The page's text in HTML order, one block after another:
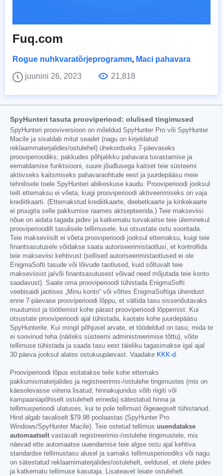
Fuq.com
Rogue nuhkvaratõrjeprogramm, Maci pahavara
juunini 26, 2023
21,818
SpyHunteri tasuta prooviperiood: olulised tingimused
SpyHunteri prooviversioon on mõeldud SpyHunter Pro või SpyHunter
Macile ja sisaldab mitut seadet (nagu on kirjeldatud
reklaammaterjalides/ostulehel) ühekordseks 7-päevaseks
prooviperioodiks, pakkudes põhjalikku pahavara tuvastamise ja
eemaldamise funktsiooni, suure jõudlusega kaitset teie süsteemi
aktiivseks kaitsmiseks pahavaraohtude eest ja juurdepääsu meie
tehnilisele toele SpyHunteri abikeskuse kaudu. Prooviperioodi jooksul
teilt ettemaksu ei võeta, kuigi prooviperioodi aktiveerimiseks on vaja
krediitkaarti. (Ettemakstud krediitkaarte, deebetkaarte ja kinkekaarte
ei pruugita selle pakkumise raames aktsepteerida.) Teie makseviisi
nõue on aidata tagada pidev ja katkematu turvakaitse teie üleminekul
prooviperioodilt tasulisele tellimusele, kui otsustate ostu sooritada.
Teie makseviisilt ei võeta prooviperioodi jooksul ettemaksu, kuigi teie
finantsasutusele võidakse saata autoriseerimistaotlusi, et kontrollida
teie makseviisi kehtivust (sellised autoriseerimistaotlused ei ole
EnigmaSofti tasude või lõivude taotlused, kuid sõltuvalt teie
makseviisist ja/või finantsasutusest võivad need mõjutada teie konto
saadavust). Saate oma prooviperioodi tühistada EnigmaSofti
veebisaidi jaotises „Minu konto“ või võttes EnigmaSoftiga ühendust
enne 7-päevase prooviperioodi lõppu, et vältida tasu sissenõutavaks
muutumist ja töötlemist kohe pärast prooviperioodi lõppemist. Kui
otsustate prooviperioodi ajal tühistada, kaotate kohe juurdepääsu
SpyHunterile. Kui mingil põhjusel arvate, et töödeldud on tasu, mida te
ei soovinud teha (näiteks süsteemi administreerimise tõttu), võite
tellimuse tühistada ja saada tasu eest täieliku tagasimakse igal ajal
30 päeva jooksul alates ostukuupäevast. Vaadake KKK-d.
Prooviperioodi lõpus esitatakse teile kohe ettemaks
pakkumismaterjalides ja registreerimis-/ostulehe tingimustes (mis on
käesolevasse viitena lisatud; hinnakujundus võib riigiti või
kampaaniapõhiselt ostulehelt erineda) sätestatud hinna ja
tellimusperioodi ulatuses, kui te pole tellimust õigeaegselt tühistanud.
Hind algab tavaliselt $79.98 poolaastas (SpyHunter Pro
Windows/SpyHunter Macile). Teie ostetud tellimus uuendatakse
automaatselt vastavalt registreerimis-/ostulehe tingimustele, mis
näevad ette automaatse uuendamise teie algse ostu ajal kehtiva
standardse tellimustasu alusel ja samaks tellimusperioodiks või nagu
on sätestatud reklaamimaterjalides/ostulehelt, eeldusel, et olete pidev
ja katkematu tellimuse kasutaja. Lisateavet leiate ostulehelt.